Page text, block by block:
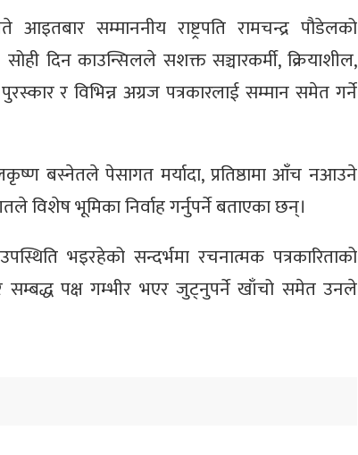
सम्माननीय राष्ट्रपति रामचन्द्र पौडेलको
दिन काउन्सिलले सशक्त सञ्चारकर्मी, क्रियाशील,
र विभिन्न अग्रज पत्रकारलाई सम्मान समेत गर्ने
बस्नेतले पेसागत मर्यादा, प्रतिष्ठामा आँच नआउने
विशेष भूमिका निर्वाह गर्नुपर्ने बताएका छन्।
भइरहेको सन्दर्भमा रचनात्मक पत्रकारिताको
र सम्बद्ध पक्ष गम्भीर भएर जुट्नुपर्ने खाँचो समेत उनले